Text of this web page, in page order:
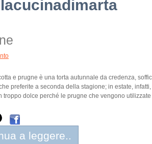
e prugne è una torta autunnale da credenza,
preferite a seconda della stagione; in estate,
troppo dolce perché le prugne che vengono utilizzate
a leggere..